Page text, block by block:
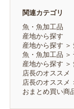
関連カテゴリ
魚・魚加工品
産地から探す
産地から探す ＞
魚・魚加工品 ＞
産地から探す ＞
店長のオススメ
店長のオススメ
おまとめ買い商